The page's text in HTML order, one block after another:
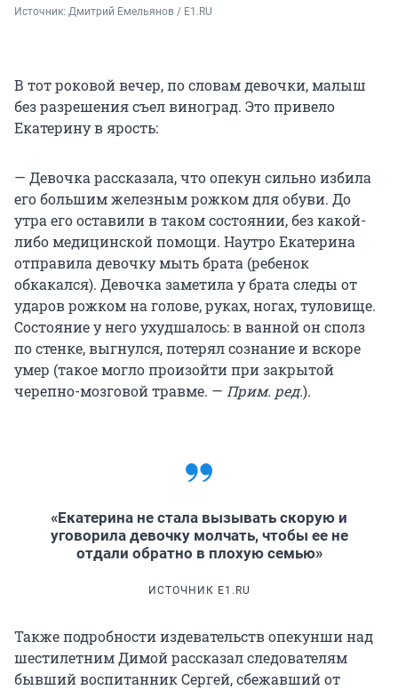
Источник: Дмитрий Емельянов / E1.RU
В тот роковой вечер, по словам девочки, малыш
без разрешения съел виноград. Это привело
Екатерину в ярость:
— Девочка рассказала, что опекун сильно избила
его большим железным рожком для обуви. До
утра его оставили в таком состоянии, без какой-
либо медицинской помощи. Наутро Екатерина
отправила девочку мыть брата (ребенок
обкакался). Девочка заметила у брата следы от
ударов рожком на голове, руках, ногах, туловище.
Состояние у него ухудшалось: в ванной он сполз
по стенке, выгнулся, потерял сознание и вскоре
умер (такое могло произойти при закрытой
черепно-мозговой травме. — Прим. ред.).
«Екатерина не стала вызывать скорую и
уговорила девочку молчать, чтобы ее не
отдали обратно в плохую семью»
ИСТОЧНИК E1.RU
Также подробности издевательств опекунши над
шестилетним Димой рассказал следователям
бывший воспитанник Сергей, сбежавший от